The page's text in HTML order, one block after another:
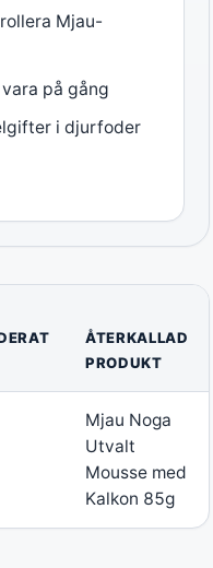
Mjau-
på gång
i djurfoder
ÅTERKALLAD
PRODUKT
Mjau Noga
Utvalt
Mousse med
Kalkon 85g